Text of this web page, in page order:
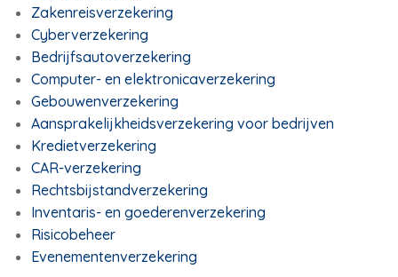
Zakenreisverzekering
Cyberverzekering
Bedrijfsautoverzekering
Computer- en elektronicaverzekering
Gebouwenverzekering
Aansprakelijkheidsverzekering voor bedrijven
Kredietverzekering
CAR-verzekering
Rechtsbijstandverzekering
Inventaris- en goederenverzekering
Risicobeheer
Evenementenverzekering